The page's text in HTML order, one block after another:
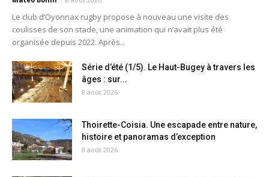
Le club d’Oyonnax rugby propose à nouveau une visite des
coulisses de son stade, une animation qui n’avait plus été
organisée depuis 2022. Après...
Série d’été (1/5). Le Haut-Bugey à travers les
âges : sur...
8 août 2026
Thoirette-Coisia. Une escapade entre nature,
histoire et panoramas d’exception
8 août 2026